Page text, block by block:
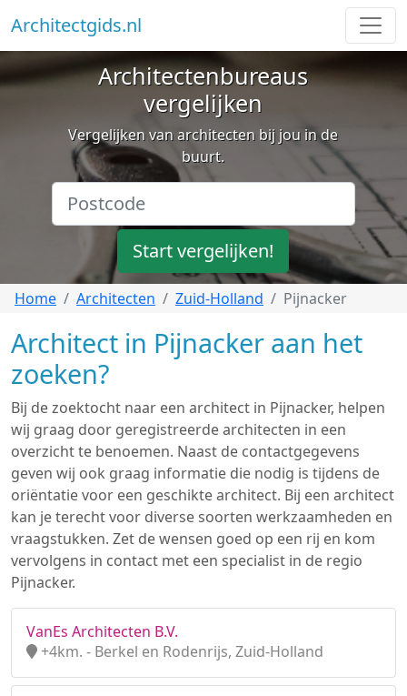
Architectgids.nl
Architectenbureaus
vergelijken
Vergelijken van architecten bij jou in de
buurt.
Start vergelijken!
Home Architecten Zuid-Holland Pijnacker
Architect in Pijnacker aan het
zoeken?
Bij de zoektocht naar een architect in Pijnacker, helpen
wij graag door geregistreerde architecten in een
overzicht te benoemen. Naast de contactgegevens
geven wij ook graag informatie die nodig is tijdens de
oriëntatie voor een geschikte architect. Bij een architect
kan je terecht voor diverse soorten werkzaamheden en
vraagstukken. Zet de wensen goed op een rij en kom
vervolgens in contact met een specialist in de regio
Pijnacker.
VanEs Architecten B.V.
+4km. - Berkel en Rodenrijs, Zuid-Holland